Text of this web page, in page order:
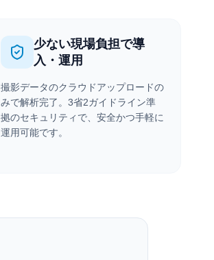
少ない現場負担で導
入・運用
撮影データのクラウドアップロードの
みで解析完了。3省2ガイドライン準
拠のセキュリティで、安全かつ手軽に
運用可能です。